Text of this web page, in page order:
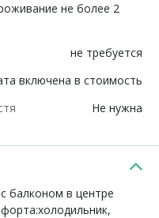
не более 2
не требуется
включена в стоимость
Не нужна
балконом в центре